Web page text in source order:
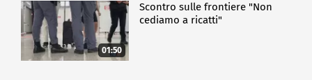
01:50
Scontro sulle frontiere "Non
cediamo a ricatti"